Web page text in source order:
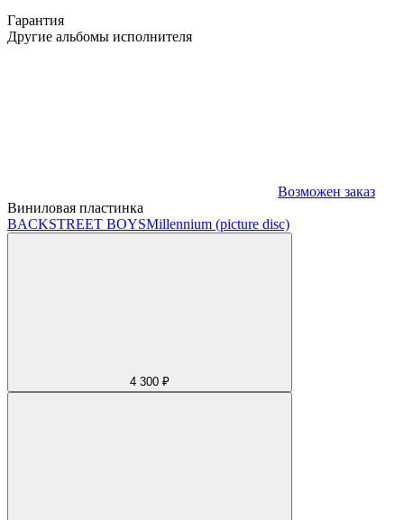
Гарантия
Другие альбомы исполнителя
Возможен заказ
Виниловая пластинка
BACKSTREET BOYSMillennium (picture disc)
4 300 ₽